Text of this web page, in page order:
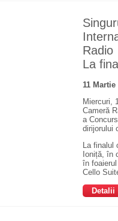
Radio
La
11
Miercuri,
Cameră
a
dirijorului
La finalul
Ioniță, în
în
Cello
Detalii